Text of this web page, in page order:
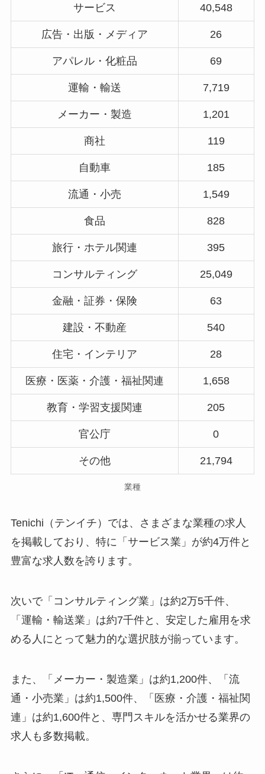
サービス 40,548
広告・出版・メディア 26
アパレル・化粧品 69
運輸・輸送 7,719
メーカー・製造 1,201
商社 119
自動車 185
流通・小売 1,549
食品 828
旅行・ホテル関連 395
コンサルティング 25,049
金融・証券・保険 63
建設・不動産 540
住宅・インテリア 28
医療・医薬・介護・福祉関連 1,658
教育・学習支援関連 205
官公庁 0
その他 21,794
業種
Tenichi（テンイチ）では、さまざまな業種の求人
を掲載しており、特に「サービス業」が約4万件と
豊富な求人数を誇ります。
次いで「コンサルティング業」は約2万5千件、
「運輸・輸送業」は約7千件と、安定した雇用を求
める人にとって魅力的な選択肢が揃っています。
また、「メーカー・製造業」は約1,200件、「流
通・小売業」は約1,500件、「医療・介護・福祉関
連」は約1,600件と、専門スキルを活かせる業界の
求人も多数掲載。